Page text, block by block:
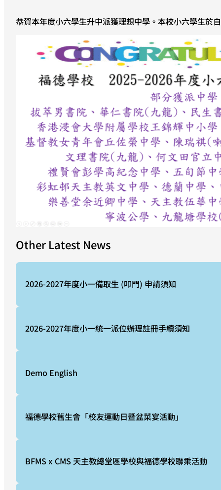
恭賀本年度小六學生升中派獲理想中學。本校小六學生於
Other Latest News
2026-2027年度小一備取生 (叩門) 申請須知
2026-2027年度小一統一派位辦理註冊手續須知
Demo English
福德學校舊生會「校友運動日暨盆菜宴活動」
BFMS x CMS 天主教總堂區學校與福德學校聯乘活動